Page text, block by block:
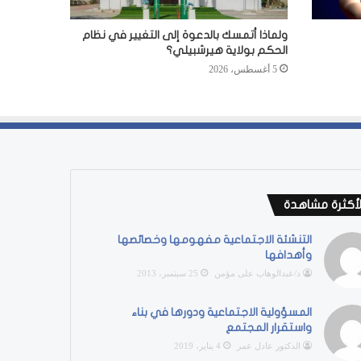
ولماذا أتمسك بالدعوة إلى التغيير في نظام
الحكم بولاية هيرشبيلي؟
5 أغسطس، 2026
مشاهدة
التنشئة الاجتماعية مفهومها وخصائصها
وأهدافها
د/عبدالوهاب على مؤمن 25 سبتمبر، 2013
المسؤولية الاجتماعية ودورها في بناء
واستقرار المجتمع
الدكتور عادل عمر 4 يناير، 2019